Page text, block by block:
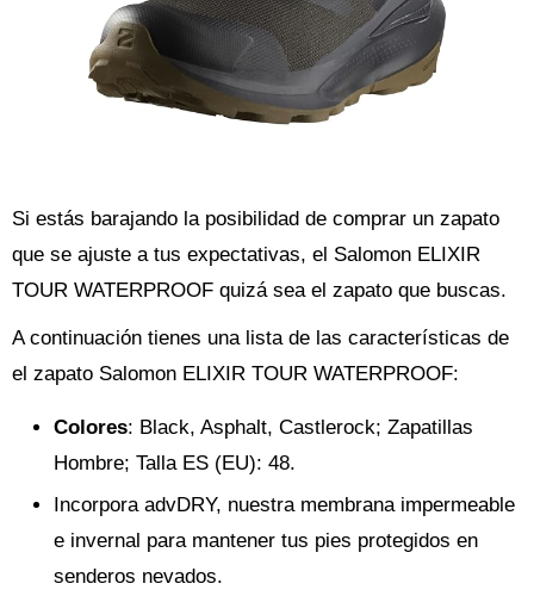
Si estás barajando la posibilidad de comprar un zapato
que se ajuste a tus expectativas, el Salomon ELIXIR
TOUR WATERPROOF quizá sea el zapato que buscas.
A continuación tienes una lista de las características de
el zapato Salomon ELIXIR TOUR WATERPROOF:
Colores: Black, Asphalt, Castlerock; Zapatillas
Hombre; Talla ES (EU): 48.
Incorpora advDRY, nuestra membrana impermeable
e invernal para mantener tus pies protegidos en
senderos nevados.